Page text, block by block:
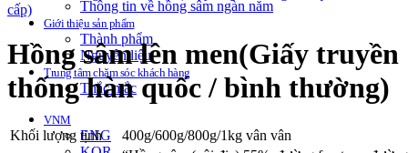
Thông tin về hồng sâm ngàn năm
Giới thiệu sản phẩm
Thành phẩm
Nguyên liệu
Trung tâm chăm sóc khách hàng
Thắc mắc
VNM
ENG
cấp)
Hồng sâm lên men(Giấy truyền
thống hàn quốc / bình thường)
Khối lượng tịnh 400g/600g/800g/1kg vân vân